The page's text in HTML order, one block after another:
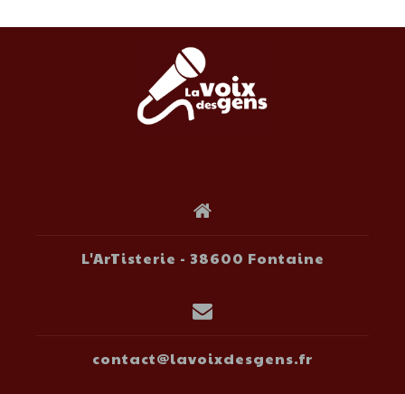
L'ArTisterie - 38600 Fontaine
contact@lavoixdesgens.fr